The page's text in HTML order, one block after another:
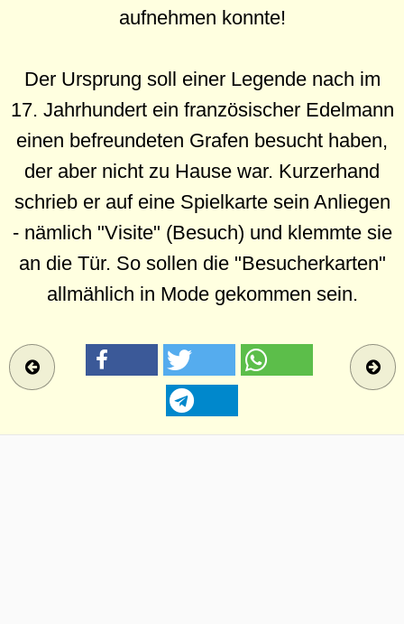
aufnehmen konnte!
Der Ursprung soll einer Legende nach im
17. Jahrhundert ein französischer Edelmann
einen befreundeten Grafen besucht haben,
der aber nicht zu Hause war. Kurzerhand
schrieb er auf eine Spielkarte sein Anliegen
- nämlich "Visite" (Besuch) und klemmte sie
an die Tür. So sollen die "Besucherkarten"
allmählich in Mode gekommen sein.